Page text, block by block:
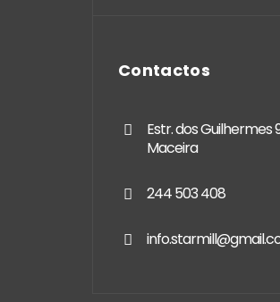
Contactos
Estr. dos Guilhermes
Maceira
244 503 408